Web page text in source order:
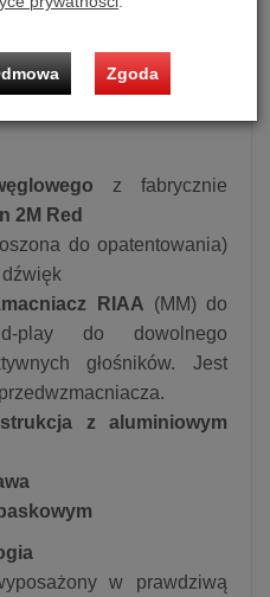
dzięki wbudowanemu
tylko podłączyć
z fabrycznie
2M Red
do opatentowania)
RIAA (MM) do
play do dowolnego
głośników. Jest
z aluminiowym
w prawdziwą
Zgoda